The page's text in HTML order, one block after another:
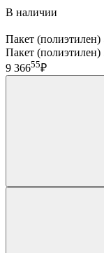
В наличии
Пакет
Пакет (полиэтилен)
9 36655₽